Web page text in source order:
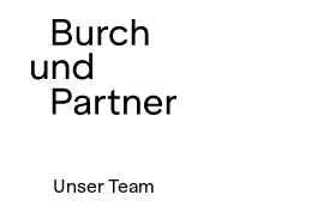
Hauptnavigation
Unser Team